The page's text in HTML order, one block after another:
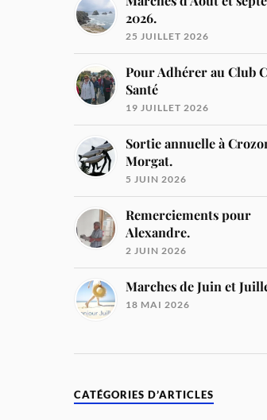
2026.
25 JUILLET 2026
Pour Adhérer au Club
Santé
19 JUILLET 2026
Sortie annuelle à
Morgat.
5 JUIN 2026
Remerciements pour
Alexandre.
2 JUIN 2026
Marches de Juin et
18 MAI 2026
CATÉGORIES D’ARTICLES